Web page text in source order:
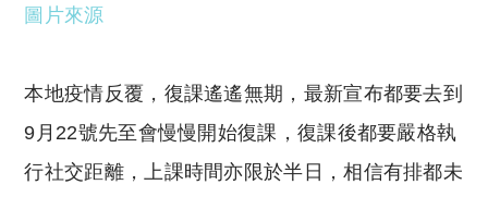
圖片來源
本地疫情反覆，復課遙遙無期，最新宣布都要去到
9月22號先至會慢慢開始復課，復課後都要嚴格執
行社交距離，上課時間亦限於半日，相信有排都未